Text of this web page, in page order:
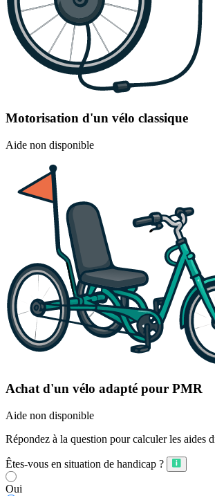
Motorisation d'un vélo classique
Aide non disponible
Achat d'un vélo adapté pour PMR
Aide non disponible
Répondez à la question pour calculer les aides
Êtes-vous en situation de handicap ?
Oui